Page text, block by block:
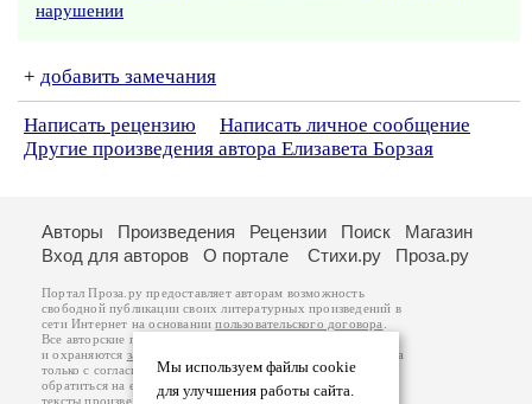
нарушении
+ добавить замечания
Написать рецензию
Написать личное сообщение
Другие произведения автора Елизавета Борзая
Мы используем файлы cookie
для улучшения работы сайта.
Авторы Произведения Рецензии Поиск
Магазин
Вход для авторов
О портале Стихи.ру Проза.ру
Портал Проза.ру предоставляет авторам возможность
свободной публикации своих литературных произведений в
сети Интернет на основаниипользовательского договора
Все авторские права на произведения принадлежат авторам
и охраняются законом
. Перепечатка произведений возможна
только с согласия его автора, к которому вы можете
обратиться на его авторской странице. Ответственность за
тексты произведений авторы несут самостоятельно на